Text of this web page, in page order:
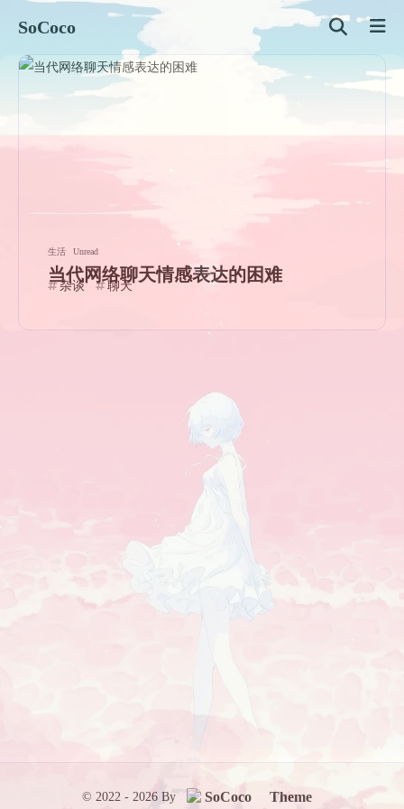
SoCoco
生活 Unread
当代网络聊天情感表达的困难
杂谈 聊天
© 2022 - 2026 By SoCoco Theme